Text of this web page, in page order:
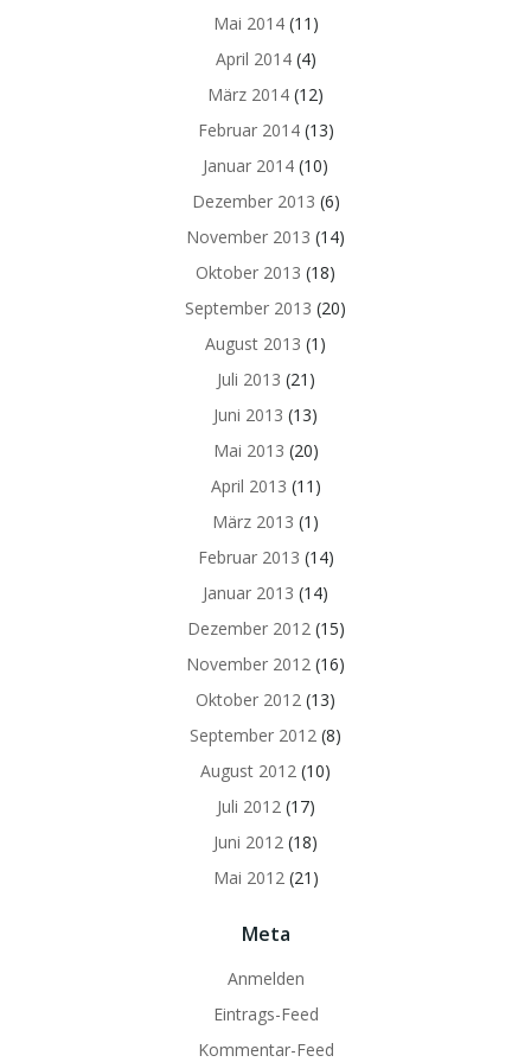
Mai 2014(11)
April 2014(4)
März 2014 (12)
Februar 2014(13)
Januar 2014 (10)
Dezember 2013 (6)
November 2013 (14)
Oktober 2013 (18)
September 2013 (20)
August 2013 (1)
Juli 2013 (21)
Juni 2013 (13)
Mai 2013 (20)
April 2013 (11)
März 2013 (1)
Februar 2013 (14)
Januar 2013 (14)
Dezember 2012 (15)
November 2012 (16)
Oktober 2012 (13)
September 2012 (8)
August 2012 (10)
Juli 2012 (17)
Juni 2012 (18)
Mai 2012 (21)
Meta
Anmelden
Eintrags-Feed
Kommentar-Feed